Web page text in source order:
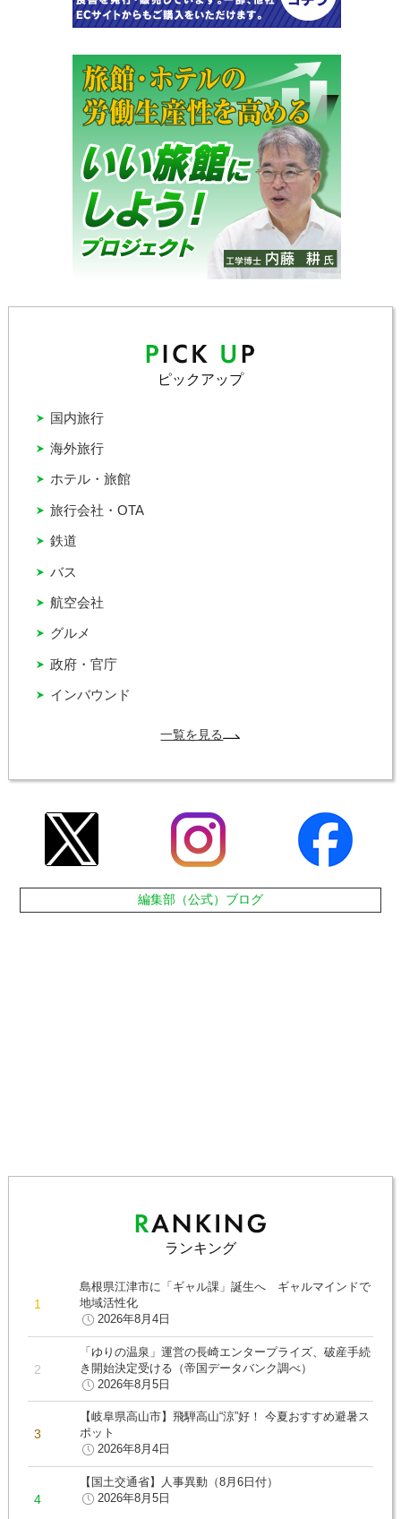
ピックアップ
インバウンド
グルメ
バス
ホテル・旅館
国内旅行
政府・官庁
旅行会社・OTA
海外旅行
航空会社
鉄道
一覧を見る
編集部（公式）ブログ
ランキング
島根県江津市に「ギャル課」誕生へ ギャルマインドで
地域活性化
2026年8月4日
「ゆりの温泉」運営の長崎エンタープライズ、破産手続
き開始決定受ける（帝国データバンク調べ）
2026年8月5日
【岐阜県高山市】飛騨高山“涼”好！ 今夏おすすめ避暑ス
ポット
2026年8月4日
【国土交通省】人事異動（8月6日付）
2026年8月5日